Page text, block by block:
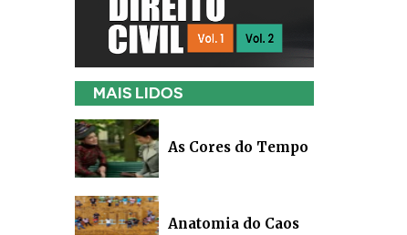
MAIS LIDOS
As Cores do Tempo
Anatomia do Caos